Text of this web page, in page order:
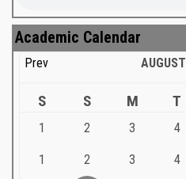
Academic Calendar
Prev AUGUST
S S M T
1 2 3 4
1 2 3 4